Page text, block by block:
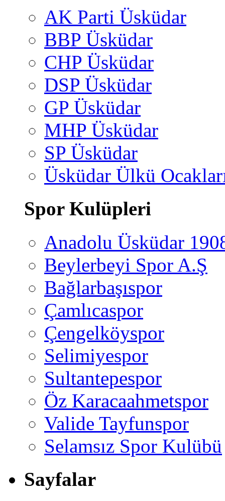
AK Parti Üsküdar
BBP Üsküdar
CHP Üsküdar
DSP Üsküdar
GP Üsküdar
MHP Üsküdar
SP Üsküdar
Üsküdar Ülkü
Spor Kulüpleri
Anadolu Üsküdar
Beylerbeyi Spor A.Ş
Bağlarbaşıspor
Çamlıcaspor
Çengelköyspor
Selimiyespor
Sultantepespor
Öz Karacaahmetspor
Valide Tayfunspor
Selamsız Spor Kulübü
Sayfalar